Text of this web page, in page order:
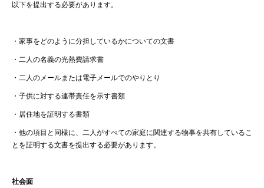
以下を提出する必要があります。
・ 家事をどのように分担しているかについての文書
・ 二人の名義の光熱費請求書
・二人のメールまたは電子メールでのやりとり
・ 子供に対する連帯責任を示す書類
・ 居住地を証明する書類
・ 他の項目と同様に、二人がすべての家庭に関連する物事を共有しているこ
とを証明する文書を提出する必要があります。
社会面